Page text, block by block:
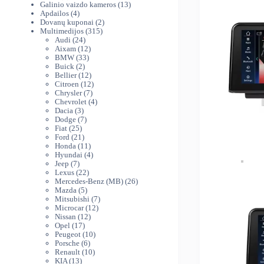
produktai
Galinio vaizdo kameros 1313
Apdailos 44
produktai
Dovanų kuponai 22
produktai
Multimedijos 315315
Audi 2424
produktai
Aixam 1212
produktų
BMW 3333
Buick 22
produktai
Bellier 1212
produktų
Citroen 1212
produktų
Chrysler 77
produktai
Chevrolet 44
Dacia 33
produktai
Dodge 77
Fiat 2525
produktai
Ford 21 21
produktas
Honda 11 11
produktų
Hyundai 44
Jeep 77
produktai
Lexus 2222
produktai
Mercedes-Benz (MB) 2626
Mazda 55
produktai
Mitsubishi 77
produktai
Microcar 1212
Nissan 1212
Opel 1717
produktų
Peugeot 1010
Porsche 66
produktai
Renault 1010
KIA 1313